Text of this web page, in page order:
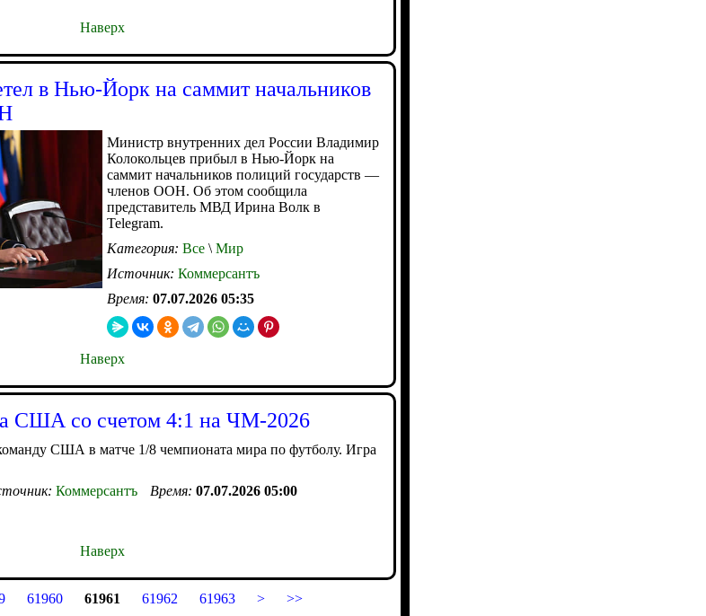
Наверх
в Нью-Йорк на саммит начальников
Министр внутренних дел России Владимир
Колокольцев прибыл в Нью-Йорк на
саммит начальников полиций государств —
членов ООН. Об этом сообщила
представитель МВД Ирина Волк в
Telegram.
Категория: Все \ Мир
Источник: Коммерсантъ
Время: 07.07.2026 05:35
Наверх
США со счетом 4:1 на ЧМ-2026
США в матче 1/8 чемпионата мира по футболу. Игра
Коммерсантъ Время: 07.07.2026 05:00
Наверх
61960 61961 61962 61963 > >>